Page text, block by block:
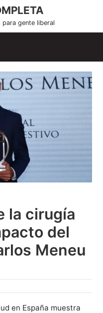
gente liberal
la cirugía
del
Meneu
en España muestra